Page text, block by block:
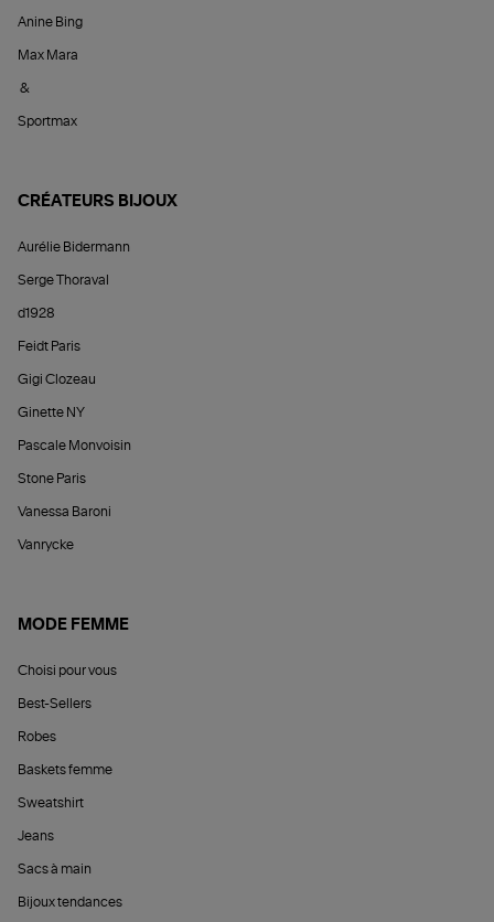
Anine Bing
Max Mara
&
Sportmax
CRÉATEURS BIJOUX
Aurélie Bidermann
Serge Thoraval
d1928
Feidt Paris
Gigi Clozeau
Ginette NY
Pascale Monvoisin
Stone Paris
Vanessa Baroni
Vanrycke
MODE FEMME
Choisi pour vous
Best-Sellers
Robes
Baskets femme
Sweatshirt
Jeans
Sacs à main
Bijoux tendances